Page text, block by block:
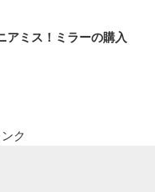
アミス！ミラーの購入
ク